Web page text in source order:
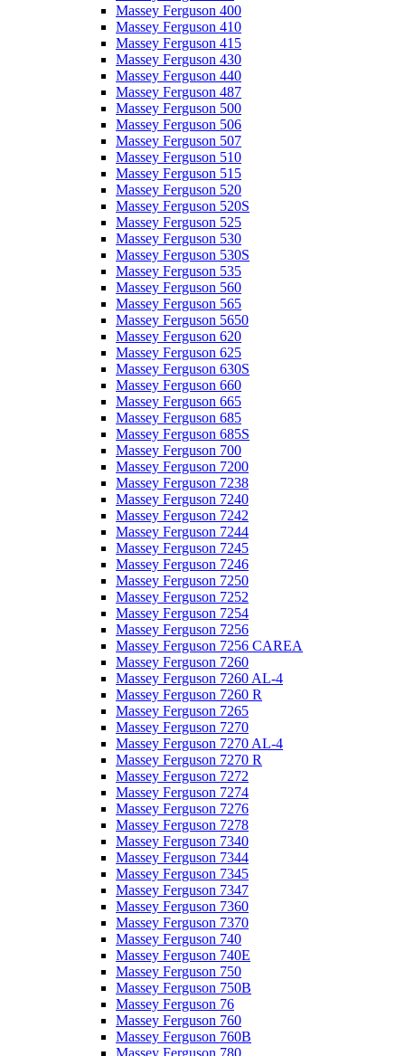
Massey Ferguson 400
Massey Ferguson 410
Massey Ferguson 415
Massey Ferguson 430
Massey Ferguson 440
Massey Ferguson 487
Massey Ferguson 500
Massey Ferguson 506
Massey Ferguson 507
Massey Ferguson 510
Massey Ferguson 515
Massey Ferguson 520
Massey Ferguson 520S
Massey Ferguson 525
Massey Ferguson 530
Massey Ferguson 530S
Massey Ferguson 535
Massey Ferguson 560
Massey Ferguson 565
Massey Ferguson 5650
Massey Ferguson 620
Massey Ferguson 625
Massey Ferguson 630S
Massey Ferguson 660
Massey Ferguson 665
Massey Ferguson 685
Massey Ferguson 685S
Massey Ferguson 700
Massey Ferguson 7200
Massey Ferguson 7238
Massey Ferguson 7240
Massey Ferguson 7242
Massey Ferguson 7244
Massey Ferguson 7245
Massey Ferguson 7246
Massey Ferguson 7250
Massey Ferguson 7252
Massey Ferguson 7254
Massey Ferguson 7256
Massey Ferguson 7256 CAREA
Massey Ferguson 7260
Massey Ferguson 7260 AL-4
Massey Ferguson 7260 R
Massey Ferguson 7265
Massey Ferguson 7270
Massey Ferguson 7270 AL-4
Massey Ferguson 7270 R
Massey Ferguson 7272
Massey Ferguson 7274
Massey Ferguson 7276
Massey Ferguson 7278
Massey Ferguson 7340
Massey Ferguson 7344
Massey Ferguson 7345
Massey Ferguson 7347
Massey Ferguson 7360
Massey Ferguson 7370
Massey Ferguson 740
Massey Ferguson 740E
Massey Ferguson 750
Massey Ferguson 750B
Massey Ferguson 76
Massey Ferguson 760
Massey Ferguson 760B
Massey Ferguson 780